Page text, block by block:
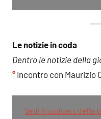
Le notizie in coda
Dentro le notizie della
° Incontro con Maurizio
Vedi il podcast della